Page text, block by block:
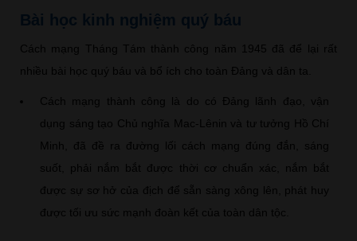
Bài học kinh nghiệm quý báu
Cách mạng Tháng Tám thành công năm 1945 đã để lại rất
nhiều bài học quý báu và bổ ích cho toàn Đảng và dân ta.
Cách mạng thành công là do có Đảng lãnh đạo, vận
dụng sáng tạo Chủ nghĩa Mac-Lênin và tư tưởng Hồ Chí
Minh, đã đề ra đường lối cách mạng đúng đắn, sáng
suốt, phải nắm bắt được thời cơ chuẩn xác, nắm bắt
được sự sơ hở của địch để sẵn sàng xông lên, phát huy
được tối ưu sức mạnh đoàn kết của toàn dân tộc.